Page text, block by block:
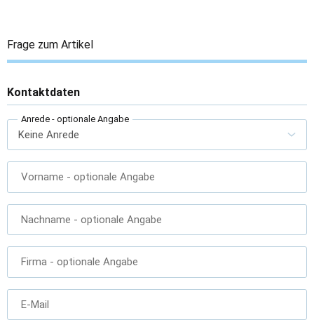
Frage zum Artikel
Kontaktdaten
Anrede - optionale Angabe
Vorname - optionale Angabe
Nachname - optionale Angabe
Firma - optionale Angabe
E-Mail